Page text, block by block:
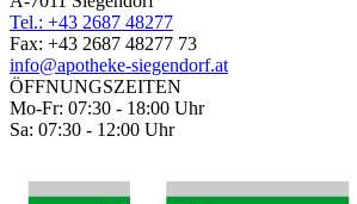
Tel.: +43 2687 48277
Fax: +43 2687 48277 73
info@apotheke-siegendorf.at
ÖFFNUNGSZEITEN
Mo-Fr: 07:30 - 18:00 Uhr
Sa: 07:30 - 12:00 Uhr